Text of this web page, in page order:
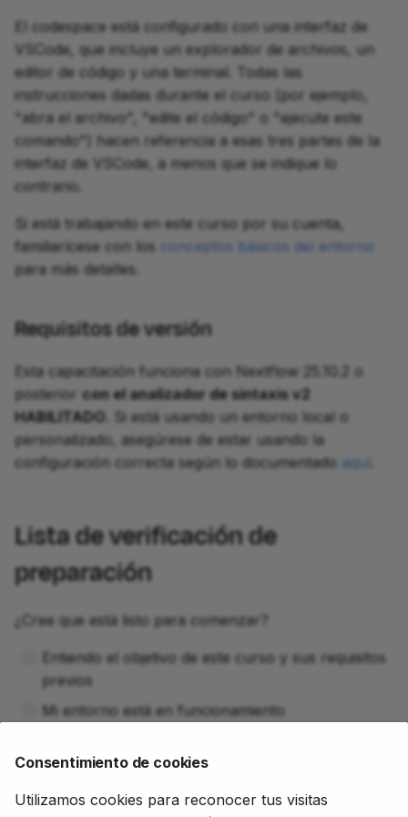
El codespace está configurado con una interfaz de
VSCode, que incluye un explorador de archivos, un
editor de código y una terminal. Todas las
instrucciones dadas durante el curso (por ejemplo,
"abra el archivo", "edite el código" o "ejecute este
comando") hacen referencia a esas tres partes de la
interfaz de VSCode, a menos que se indique lo
contrario.
Si está trabajando en este curso por su cuenta,
familiarícese con los
conceptos básicos del entorno
para más detalles.
Requisitos de versión
Esta capacitación funciona con Nextflow 25.10.2 o
posterior con el analizador de sintaxis v2
HABILITADO . Si está usando un entorno local o
personalizado, asegúrese de estar usando la
configuración correcta según lo documentado aquí
Lista de verificación de
preparación
¿Cree que está listo para comenzar?
Entiendo el objetivo de este curso y sus requisitos
previos
Mi entorno está en funcionamiento
continuar.
Para comenzar, seleccione una misión secundaria
Consentimiento de cookies
Utilizamos cookies para reconocer tus visitas